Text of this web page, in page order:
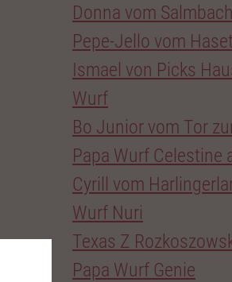
Donna vom
Pepe-Jello vom
Ismael von Picks
Wurf
Bo Junior vom Tor
Papa Wurf Celestine
Cyrill vom
Wurf Nuri
Texas Z
Papa Wurf Genie